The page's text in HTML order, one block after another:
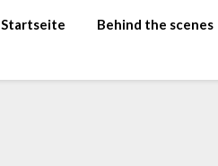
Startseite Behind the scenes